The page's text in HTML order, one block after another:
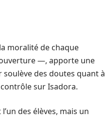
moralité de chaque
—, apporte une
des doutes quant à
sur Isadora.
des élèves, mais un